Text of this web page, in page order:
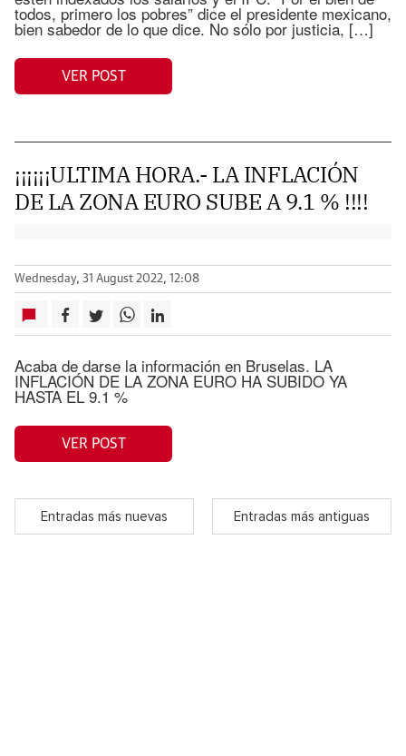
todos, primero los pobres” dice el presidente mexicano,
bien sabedor de lo que dice. No sólo por justicia, […]
VER POST
¡¡¡¡¡¡ULTIMA HORA.- LA INFLACIÓN
DE LA ZONA EURO SUBE A 9.1 % !!!!
Wednesday, 31 August 2022, 12:08
Acaba de darse la información en Bruselas. LA
INFLACIÓN DE LA ZONA EURO HA SUBIDO YA
HASTA EL 9.1 %
VER POST
Entradas más nuevas Entradas más antiguas